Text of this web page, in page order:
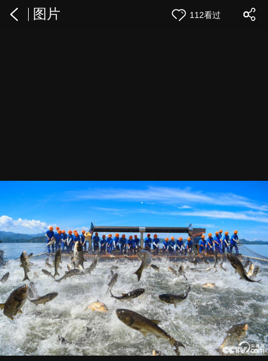
图片 112看过